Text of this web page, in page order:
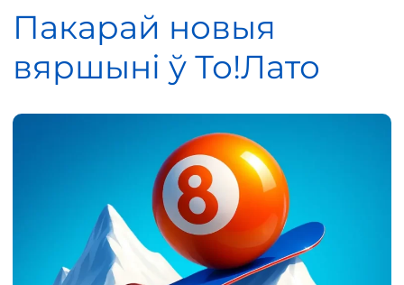
Пакарай новыя
вяршыні ў То!Лато